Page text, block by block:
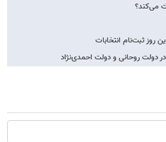
می‌کند؟
روز ثبت‌نام انتخابات
دولت روحانی و دولت احمدی‌نژاد